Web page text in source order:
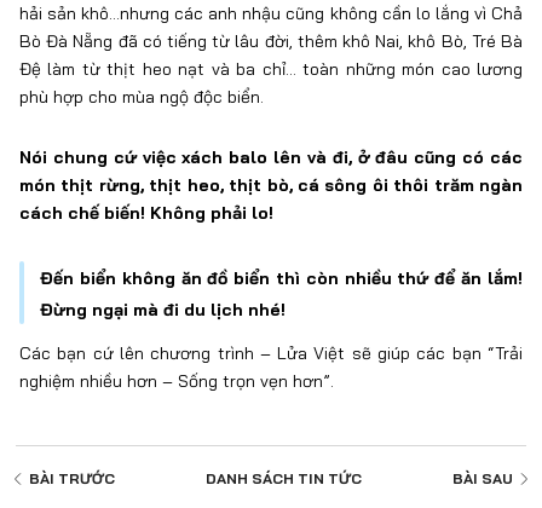
hải sản khô…nhưng các anh nhậu cũng không cần lo lắng vì Chả
Bò Đà Nẵng đã có tiếng từ lâu đời, thêm khô Nai, khô Bò, Tré Bà
Đệ làm từ thịt heo nạt và ba chỉ… toàn những món cao lương
phù hợp cho mùa ngộ độc biển.
Nói chung cứ việc xách balo lên và đi, ở đâu cũng có các
món thịt rừng, thịt heo, thịt bò, cá sông ôi thôi trăm ngàn
cách chế biến! Không phải lo!
Đến biển không ăn đồ biển thì còn nhiều thứ để ăn lắm!
Đừng ngại mà đi du lịch nhé!
Các bạn cứ lên chương trình – Lửa Việt sẽ giúp các bạn “Trải
nghiệm nhiều hơn – Sống trọn vẹn hơn”.
BÀI TRƯỚC DANH SÁCH TIN TỨC BÀI SAU